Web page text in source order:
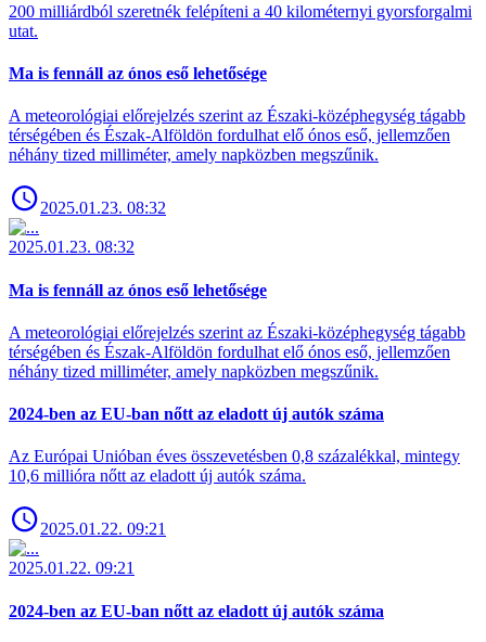
200 milliárdból szeretnék felépíteni a 40 kilométernyi gyorsforgalmi
utat.
Ma is fennáll az ónos eső lehetősége
A meteorológiai előrejelzés szerint az Északi-középhegység tágabb
térségében és Észak-Alföldön fordulhat elő ónos eső, jellemzően
néhány tized milliméter, amely napközben megszűnik.
2025.01.23. 08:32
2025.01.23. 08:32
Ma is fennáll az ónos eső lehetősége
A meteorológiai előrejelzés szerint az Északi-középhegység tágabb
térségében és Észak-Alföldön fordulhat elő ónos eső, jellemzően
néhány tized milliméter, amely napközben megszűnik.
2024-ben az EU-ban nőtt az eladott új autók száma
Az Európai Unióban éves összevetésben 0,8 százalékkal, mintegy
10,6 millióra nőtt az eladott új autók száma.
2025.01.22. 09:21
2025.01.22. 09:21
2024-ben az EU-ban nőtt az eladott új autók száma